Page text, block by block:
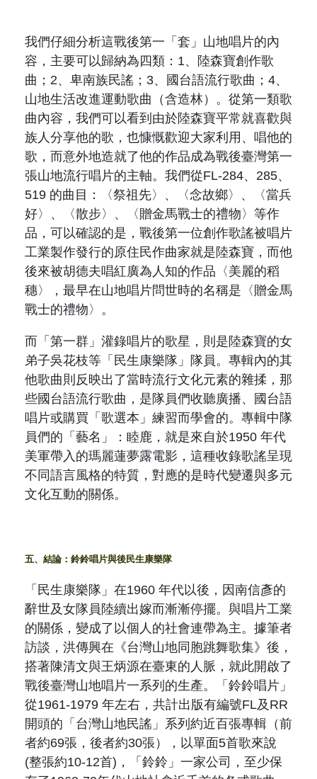
我們仔細分析這戰後第一「套」山地唱片的內
容，主要可以歸納為四類： 1、陸森寶創作歌
曲； 2、卑南族民謠； 3、國台語流行歌曲； 4、
山地生活改進運動歌曲（含造林）。從第一類歌
曲內容，我們可以看到由於陸森寶平常就喜歡與
族人分享他的歌，也慷慨歡迎大家利用、唱他的
歌，而意外地造就了他的作品成為戰後臺灣第一
張山地流行唱片的主軸。我們從FL-284、 285、
519 的曲目：〈祭祖先〉、〈念故鄉〉、〈當兵
好〉、〈散步〉、〈贈金馬戰士的禮物〉等作
品，可以確認的是，戰後第一位創作歌謠被唱片
工業製作發行的原住民作曲家就是陸森寶，而他
後來被胡德夫唱紅廣為人知的作品〈美麗的稻
穗〉，最早在山地唱片問世時的名稱是〈贈金馬
戰士的禮物〉。
而「第一群」灌錄唱片的歌星，則是陸森寶的女
弟子吳花枝等「民生康樂隊」隊員。專輯內的其
他歌曲則反映出了當時流行文化元素的雜揉，那
些國台語流行歌曲，是隊員們收聽廣播、國台語
唱片或購買「歌選本」練習而學會的。專輯中隊
員們的「藝名」：睦鹿，就是來自於1950 年代
美軍帶入的瑪麗蓮夢露電影，這種收錄歌謠呈現
不同語言風格的特質，對應的是時代變遷與多元
文化互動的關係。
五、結論：鈴鈴唱片與後民生康樂隊
「民生康樂隊」在1960 年代以後，因南信彥的
辭世及女隊員陸續出嫁而漸漸停擺。與唱片工業
的關係，變成了以個人的社會連帶為主。據筆者
訪談，洪傳興在《台灣山地同胞跳舞歌集》後，
搭著陳清文與王炳源在臺東的人脈，就此開啟了
戰後臺灣山地唱片一系列的生產。「鈴鈴唱片」
從1961-1979 年左右，共計出版有編號FL及 RR
開頭的「台灣山地民謠」系列約近百張專輯（前
者約69張，後者約30張 ），以單面5首歌來說
(整張約10-12首) ，「鈴鈴」一家公司，至少保